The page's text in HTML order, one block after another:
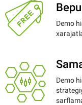
Demo
Demo